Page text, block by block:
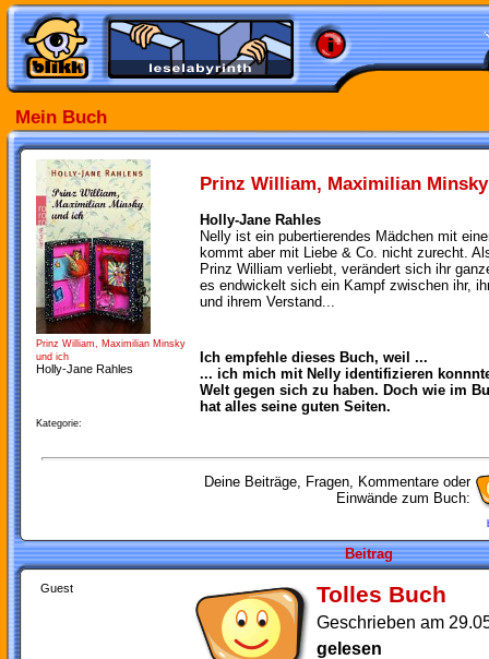
Mein Buch
Prinz William, Maximilian Minsky
und ich
Holly-Jane Rahles
Kategorie:
Prinz William, Maximilian
Holly-Jane Rahles
Nelly ist ein pubertierendes Mädchen mit
kommt aber mit Liebe & Co. nicht zurecht.
Prinz William verliebt, verändert sich ihr
es endwickelt sich ein Kampf zwischen ihr,
und ihrem Verstand...
Ich empfehle dieses Buch, weil ...
... ich mich mit Nelly identifizieren
Welt gegen sich zu haben. Doch wie im
hat alles seine guten Seiten.
Deine Beiträge, Fragen, Kommentare oder
Einwände zum Buch:
Beitrag
Guest Tolles Buch
Geschrieben am
gelesen